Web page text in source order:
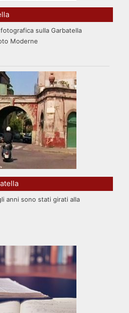
sulla Garbatella
Moderne
anni sono stati girati alla